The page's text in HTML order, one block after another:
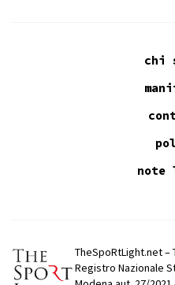
chi
note
TheSpoRtLight.net
Registro Nazionale